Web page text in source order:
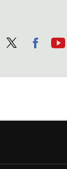
ter
ebo tub